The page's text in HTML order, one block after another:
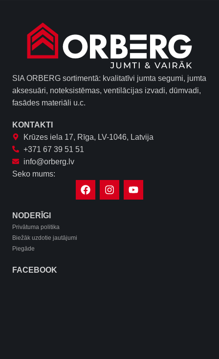
SIA ORBERG sortimentā: kvalitatīvi jumta segumi, jumta
aksesuāri, noteksistēmas, ventilācijas izvadi, dūmvadi,
fasādes materiāli u.c.
KONTAKTI
Krūzes iela 17, Rīga, LV-1046, Latvija
+371 67 39 51 51
info@orberg.lv
Seko mums:
NODERĪGI
Privātuma politika
Biežāk uzdotie jautājumi
Piegāde
FACEBOOK